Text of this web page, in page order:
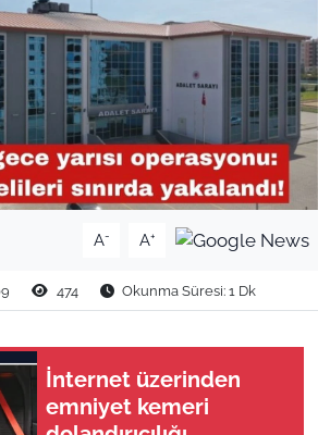
A- A+
474 Okunma Süresi: 1 Dk
İnternet üzerinden
emniyet kemeri